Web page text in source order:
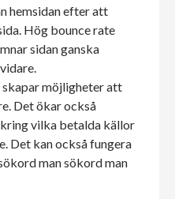
hemsidan efter att
Hög bounce rate
sidan ganska
möjligheter att
Det ökar också
vilka betalda källor
Det kan också fungera
man sökord man